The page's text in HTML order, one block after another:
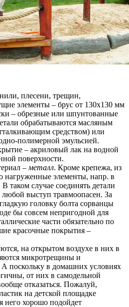
плесени, трещин,
элементы – брус от 130х130 мм
– обрезные или шпунтованные
обрабатываются масляным
средством) или
полимерной эмульсией.
– акриловый лак на водной
поверхности.
– металл. Кроме крепежа, из
нагруженные элементы, напр. в
таком случае соединять детали
любой выступ травмоопасен. За
головку болта сорванцы
бы совсем непригодной для
части обязательно по
красочные покрытия –
на открытом воздухе в них в
микротрещины и
А поскольку в домашних условиях
от них в самодельной
отказаться. Пожалуй,
на детской площадке
него хорошо подойдет